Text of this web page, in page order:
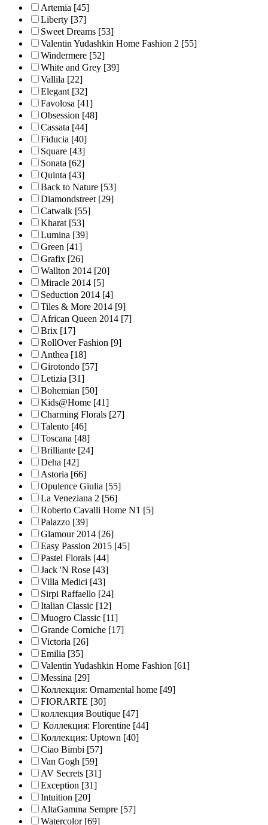
Artemia [45]
Liberty [37]
Sweet Dreams [53]
Valentin Yudashkin Home Fashion 2 [55]
Windermere [52]
White and Grey [39]
Vallila [22]
Elegant [32]
Favolosa [41]
Obsession [48]
Cassata [44]
Fiducia [40]
Square [43]
Sonata [62]
Quinta [43]
Back to Nature [53]
Diamondstreet [29]
Catwalk [55]
Kharat [53]
Lumina [39]
Green [41]
Grafix [26]
Wallton 2014 [20]
Miracle 2014 [5]
Seduction 2014 [4]
Tiles & More 2014 [9]
African Queen 2014 [7]
Brix [17]
RollOver Fashion [9]
Anthea [18]
Girotondo [57]
Letizia [31]
Bohemian [50]
Kids@Home [41]
Charming Florals [27]
Talento [46]
Toscana [48]
Brilliante [24]
Deha [42]
Astoria [66]
Opulence Giulia [55]
La Veneziana 2 [56]
Roberto Cavalli Home N1 [5]
Palazzo [39]
Glamour 2014 [26]
Easy Passion 2015 [45]
Pastel Florals [44]
Jack 'N Rose [43]
Villa Medici [43]
Sirpi Raffaello [24]
Italian Classic [12]
Muogro Сlassic [11]
Grande Corniche [17]
Victoria [26]
Emilia [35]
Valentin Yudashkin Home Fashion [61]
Messina [29]
Коллекция: Ornamental home [49]
FIORARTE [30]
коллекция Boutique [47]
Коллекция: Florentine [44]
Коллекция: Uptown [40]
Ciao Bimbi [57]
Van Gogh [59]
AV Secrets [31]
Exception [31]
Intuition [20]
AltaGamma Sempre [57]
Watercolor [69]